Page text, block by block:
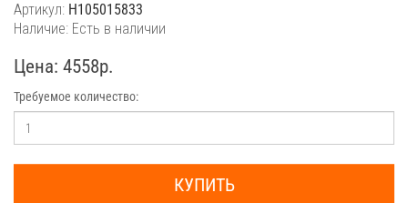
Артикул: H105015833
Наличие: Есть в наличии
Цена: 4558р.
Требуемое количество:
КУПИТЬ